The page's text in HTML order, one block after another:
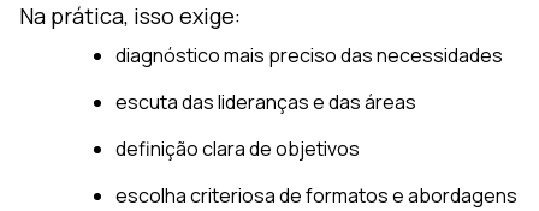
Na prática, isso exige:
diagnóstico mais preciso das necessidades
escuta das lideranças e das áreas
definição clara de objetivos
escolha criteriosa de formatos e abordagens